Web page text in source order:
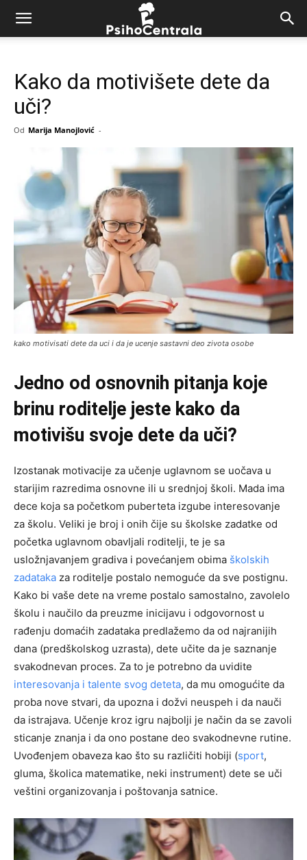
Kako da motivišete dete da
uči?
Od Marija Manojlović -
kako motivisati dete da uci i da je ucenje sastavni deo zivota osobe
Jedno od osnovnih pitanja koje
brinu roditelje jeste kako da
motivišu svoje dete da uči?
Izostanak motivacije za učenje uglavnom se uočava u
starijim razredima osnovne ili u srednjoj školi. Mada ima
dece koja sa početkom puberteta izgube interesovanje
za školu. Veliki je broj i onih čije su školske zadatke od
početka uglavnom obavljali roditelji, te je sa
usložnjavanjem gradiva i povećanjem obima školskih
zadataka za roditelje postalo nemoguće da sve postignu.
Kako bi vaše dete na vreme postalo samostalno, zavolelo
školu i naučilo da preuzme inicijavu i odgovornost u
rađenju domaćih zadataka predlažemo da od najranijih
dana (predškolskog uzrasta), dete učite da je saznanje
svakodnevan proces. Za to je potrebno da uvidite
interesovanja i talente svog deteta, da mu omogućite da
proba nove stvari, da upozna i dožvi neuspeh i da nauči
da istrajava. Učenje kroz igru najbolji je način da se zavoli
sticanje znanja i da ono postane deo svakodnevne rutine.
Uvođenjem obaveza kao što su različiti hobiji (sport,
gluma, školica matematike, neki instrument) dete se uči
veštini organizovanja i poštovanja satnice.